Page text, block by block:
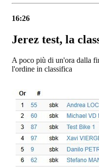
16:26
Jerez test, la
A poco più di un'ora dalla
l'ordine in classifica